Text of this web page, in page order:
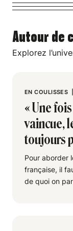
Autour de
Explorez
EN COULISSES
« Une
vaincue,
toujours
Pour aborder
française, il
de quoi on